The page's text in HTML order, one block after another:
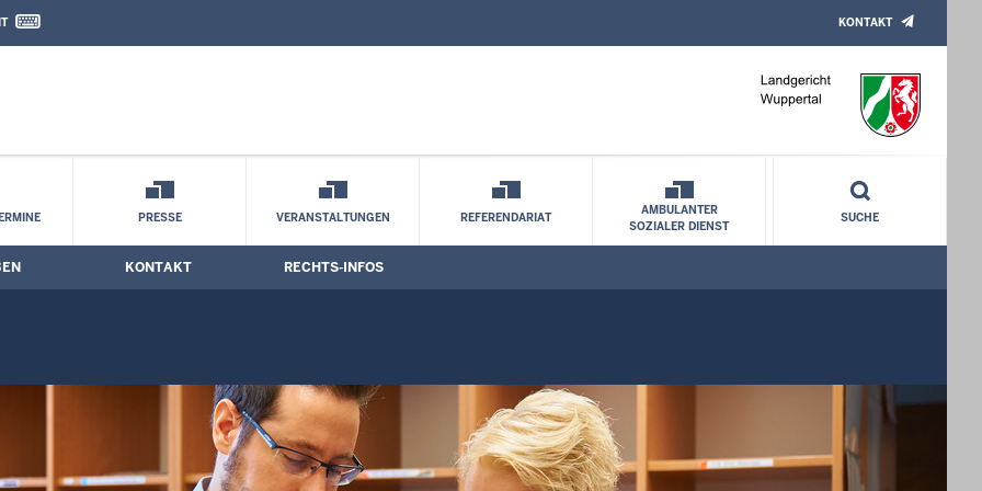
Kontaktformular
KONTAKT
PRESSE VERANSTALTUNGEN REFERENDARIAT
AMBULANTER
SOZIALER DIENST
SUCHE
KONTAKT RECHTS-INFOS